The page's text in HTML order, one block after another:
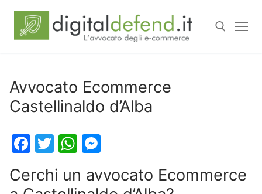
Avvocato Ecommerce
Castellinaldo d’Alba
Facebook
TwitterWhatsApp
Cerchi un avvocato Ecommerce